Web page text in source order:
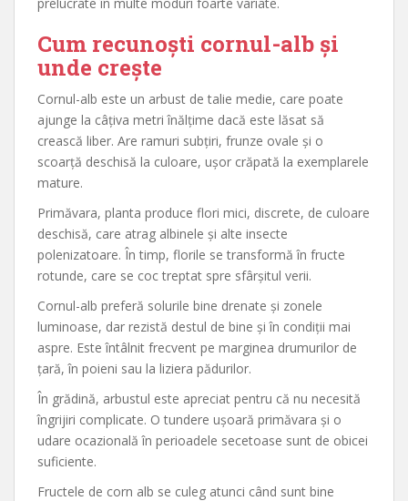
Cum recunoști cornul-alb și
unde crește
Cornul-alb este un arbust de talie medie, care poate
ajunge la câțiva metri înălțime dacă este lăsat să
crească liber. Are ramuri subțiri, frunze ovale și o
scoarță deschisă la culoare, ușor crăpată la exemplarele
mature.
Primăvara, planta produce flori mici, discrete, de culoare
deschisă, care atrag albinele și alte insecte
polenizatoare. În timp, florile se transformă în fructe
rotunde, care se coc treptat spre sfârșitul verii.
Cornul-alb preferă solurile bine drenate și zonele
luminoase, dar rezistă destul de bine și în condiții mai
aspre. Este întâlnit frecvent pe marginea drumurilor de
țară, în poieni sau la liziera pădurilor.
În grădină, arbustul este apreciat pentru că nu necesită
îngrijiri complicate. O tundere ușoară primăvara și o
udare ocazională în perioadele secetoase sunt de obicei
suficiente.
Fructele de corn alb se culeg atunci când sunt bine